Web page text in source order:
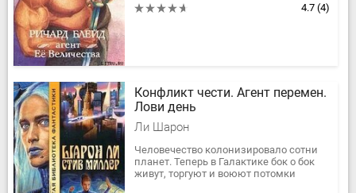
спасался бегством и искал
4.7 (4)
Конфликт чести. Агент перемен.
Лови день
Ли Шарон
Человечество колонизировало сотни
планет. Теперь в Галактике бок о бок
живут, торгуют и воюют потомки